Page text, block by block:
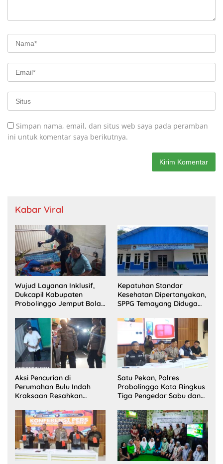
Simpan nama, email, dan situs web saya pada peramban
ini untuk komentar saya berikutnya.
Kabar Viral
Wujud Layanan Inklusif,
Dukcapil Kabupaten
Probolinggo Jemput Bola
Disabilitas di Dringu
Kepatuhan Standar
Kesehatan Dipertanyakan,
SPPG Temayang Diduga
Aksi Pencurian di
Perumahan Bulu Indah
Kraksaan Resahkan
Satu Pekan, Polres
Probolinggo Kota Ringkus
Tiga Pengedar Sabu dan